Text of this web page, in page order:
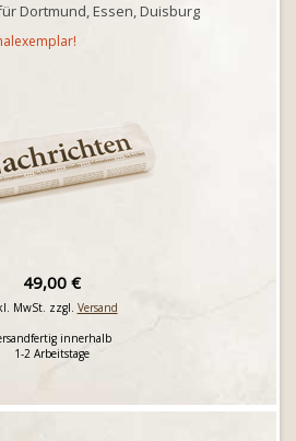
Dortmund, Essen, Duisburg
49,00 €
MwSt. zzgl. Versand
innerhalb
1-2 Arbeitstage